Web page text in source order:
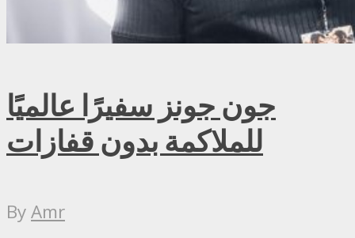
جون جونز سفيرًا عالميًا
للملاكمة بدون قفازات
ByAmr